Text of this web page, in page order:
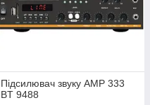
Підсилювач звуку AMP 333
BT 9488